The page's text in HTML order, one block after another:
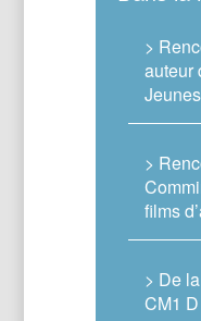
>
auteur
>
films
> De
CM1 D